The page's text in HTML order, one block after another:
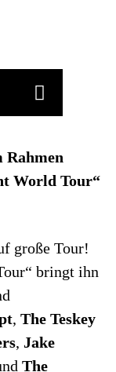
Rahmen
World Tour“
große Tour!
bringt ihn
, The Teskey
, Jake
The